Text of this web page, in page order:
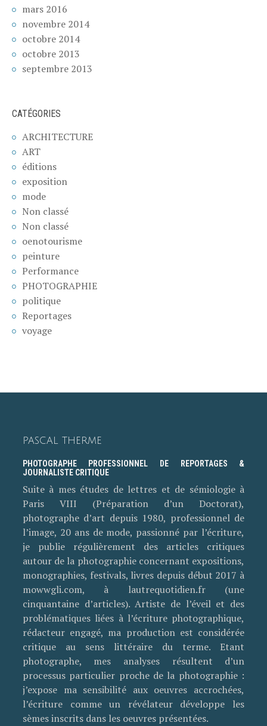
mars 2016
novembre 2014
octobre 2014
octobre 2013
septembre 2013
CATÉGORIES
ARCHITECTURE
ART
éditions
exposition
mode
Non classé
Non classé
oenotourisme
peinture
Performance
PHOTOGRAPHIE
politique
Reportages
voyage
PASCAL THERME
PHOTOGRAPHE PROFESSIONNEL DE REPORTAGES &
JOURNALISTE CRITIQUE
Suite à mes études de lettres et de sémiologie à
Paris VIII (Préparation d’un Doctorat),
photographe d’art depuis 1980, professionnel de
l’image, 20 ans de mode, passionné par l’écriture,
je publie régulièrement des articles critiques
autour de la photographie concernant expositions,
monographies, festivals, livres depuis début 2017 à
mowwgli.com, à lautrequotidien.fr (une
cinquantaine d’articles). Artiste de l’éveil et des
problématiques liées à l’écriture photographique,
rédacteur engagé, ma production est considérée
critique au sens littéraire du terme. Etant
photographe, mes analyses résultent d’un
processus particulier proche de la photographie :
j’expose ma sensibilité aux oeuvres accrochées,
l’écriture comme un révélateur développe les
sèmes inscrits dans les oeuvres présentées.